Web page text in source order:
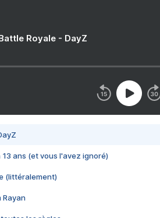
Royale - DayZ
ans (et vous l'avez ignoré)
(littéralement)
Rayan